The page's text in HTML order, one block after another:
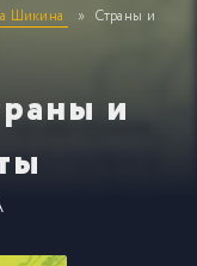
Шикина
Страны и
и